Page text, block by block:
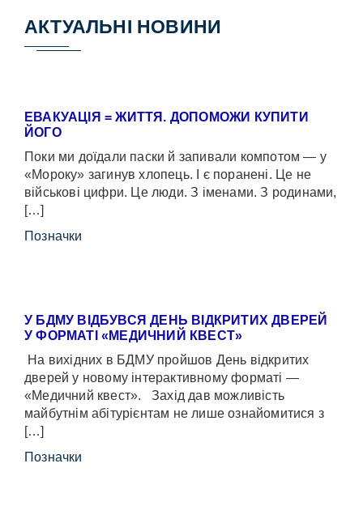
АКТУАЛЬНІ НОВИНИ
ЕВАКУАЦІЯ = ЖИТТЯ. ДОПОМОЖИ КУПИТИ
ЙОГО
Поки ми доїдали паски й запивали компотом — у
«Мороку» загинув хлопець. І є поранені. Це не
військові цифри. Це люди. З іменами. З родинами,
[…]
Позначки
У БДМУ ВІДБУВСЯ ДЕНЬ ВІДКРИТИХ ДВЕРЕЙ
У ФОРМАТІ «МЕДИЧНИЙ КВЕСТ»
На вихідних в БДМУ пройшов День відкритих
дверей у новому інтерактивному форматі —
«Медичний квест». Захід дав можливість
майбутнім абітурієнтам не лише ознайомитися з
[…]
Позначки